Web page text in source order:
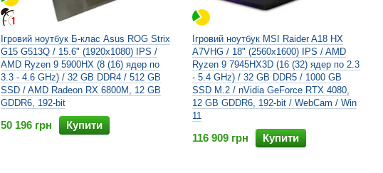
Ігровий ноутбук Б-клас Asus ROG Strix
G15 G513Q / 15.6" (1920x1080) IPS /
AMD Ryzen 9 5900HX (8 (16) ядер по
3.3 - 4.6 GHz) / 32 GB DDR4 / 512 GB
SSD / AMD Radeon RX 6800M, 12 GB
GDDR6, 192-bit
50 196 грн Купити
Ігровий ноутбук MSI Raider A18 HX
A7VHG / 18" (2560x1600) IPS / AMD
Ryzen 9 7945HX3D (16 (32) ядер по 2.3
- 5.4 GHz) / 32 GB DDR5 / 1000 GB
SSD M.2 / nVidia GeForce RTX 4080,
12 GB GDDR6, 192-bit / WebCam / Win
11
116 909 грн Купити